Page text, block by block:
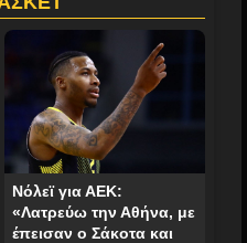
Νόλεϊ για ΑΕΚ:
«Λατρεύω την Αθήνα, με
έπεισαν ο Σάκοτα και